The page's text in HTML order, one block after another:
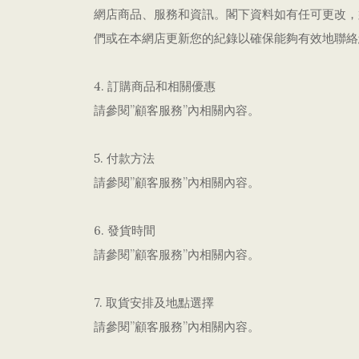
網店商品、服務和資訊。閣下資料如有任可更改
們或在本網店更新您的紀錄以確保能夠有效地聯絡
4. 訂購商品和相關優惠
請參閱”顧客服務”內相關內容。
5. 付款方法
請參閱”顧客服務”內相關內容。
6. 發貨時間
請參閱”顧客服務”內相關內容。
7. 取貨安排及地點選擇
請參閱”顧客服務”內相關內容。